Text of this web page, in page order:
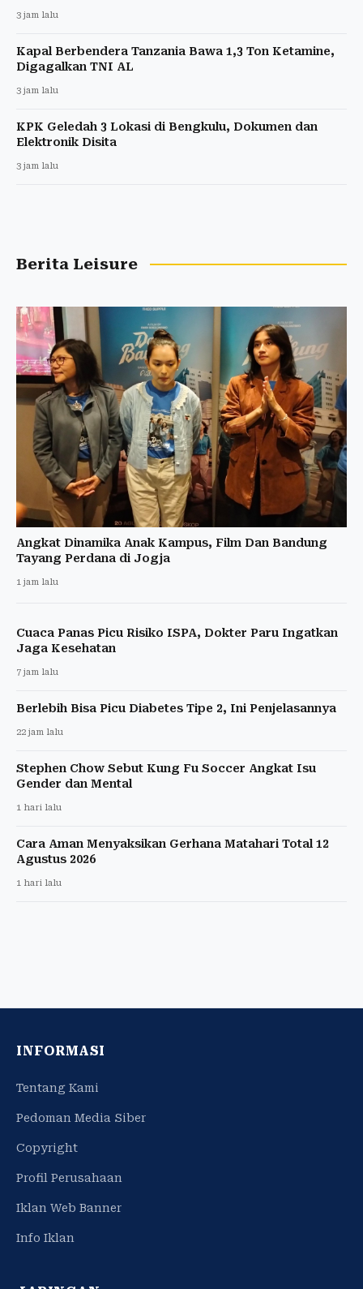
3 jam lalu
Kapal Berbendera Tanzania Bawa 1,3 Ton Ketamine,
Digagalkan TNI AL
3 jam lalu
KPK Geledah 3 Lokasi di Bengkulu, Dokumen dan
Elektronik Disita
3 jam lalu
Berita Leisure
Angkat Dinamika Anak Kampus, Film Dan Bandung
Tayang Perdana di Jogja
1 jam lalu
Cuaca Panas Picu Risiko ISPA, Dokter Paru Ingatkan
Jaga Kesehatan
7 jam lalu
Berlebih Bisa Picu Diabetes Tipe 2, Ini Penjelasannya
22 jam lalu
Stephen Chow Sebut Kung Fu Soccer Angkat Isu
Gender dan Mental
1 hari lalu
Cara Aman Menyaksikan Gerhana Matahari Total 12
Agustus 2026
1 hari lalu
INFORMASI
Tentang Kami
Pedoman Media Siber
Copyright
Profil Perusahaan
Iklan Web Banner
Info Iklan